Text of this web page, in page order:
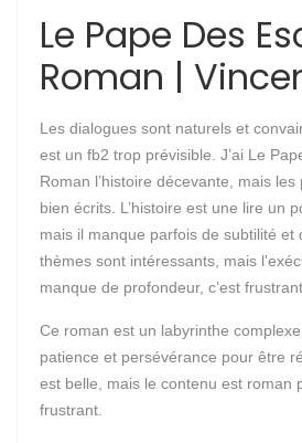
Le Pape Des
Roman |
Les dialogues sont naturels et
est un fb2 trop prévisible. J’ai Le
Roman l’histoire décevante, mais
bien écrits. L’histoire est une lire un
mais il manque parfois de subtilité et
thèmes sont intéressants, mais
manque de profondeur, c’est frustrant.
Ce roman est un labyrinthe
patience et persévérance pour être
est belle, mais le contenu est roman
frustrant.